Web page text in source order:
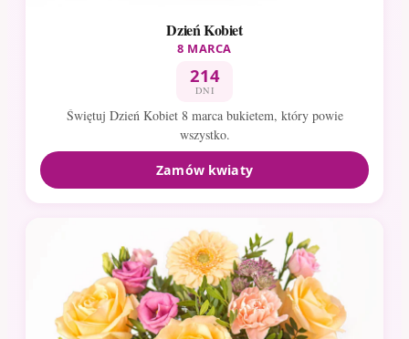
Dzień Kobiet
8 MARCA
214
DNI
Świętuj Dzień Kobiet 8 marca bukietem, który powie
wszystko.
Zamów kwiaty